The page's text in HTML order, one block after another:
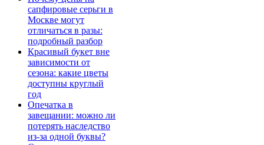
сапфировые серьги в
Москве могут
отличаться в разы:
подробный разбор
Красивый букет вне
зависимости от
сезона: какие цветы
доступны круглый
год
Опечатка в
завещании: можно ли
потерять наследство
из-за одной буквы?